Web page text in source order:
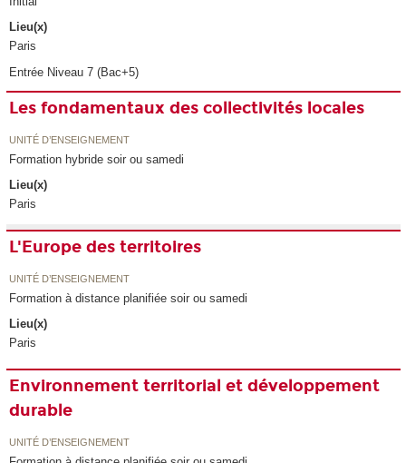
Lieu(x)
Paris
Entrée Niveau 7 (Bac+5)
Les fondamentaux des collectivités locales
UNITÉ D’ENSEIGNEMENT
Formation hybride soir ou samedi
Lieu(x)
Paris
L'Europe des territoires
UNITÉ D’ENSEIGNEMENT
Formation à distance planifiée soir ou samedi
Lieu(x)
Paris
Environnement territorial et développement
durable
UNITÉ D’ENSEIGNEMENT